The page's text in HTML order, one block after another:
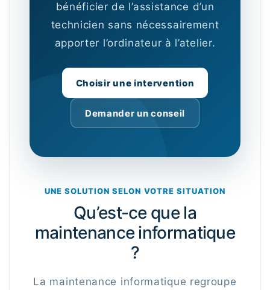
bénéficier de l’assistance d’un
technicien sans nécessairement
apporter l’ordinateur à l’atelier.
Choisir une intervention
Demander un conseil
UNE SOLUTION SELON VOTRE SITUATION
Qu’est-ce que la
maintenance informatique
?
La maintenance informatique regroupe